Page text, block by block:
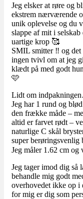
Jeg elsker at røre og
ekstrem nærværende
unik oplevelse og du
slappe af mit i
uartige krop 🥰
SMIL smitter ‼️ og det
ingen tvivl om at jeg
klædt på med godt
🩷
Lidt om
Jeg har 1 rund og
den frække måde –
altid er farvet rødt –
naturlige C skål
super berøringsvenlig
Jeg måler 1.62 cm
Jeg tager imod dig så
behandle mig godt
overhovedet ikke op i
for mig er dig som